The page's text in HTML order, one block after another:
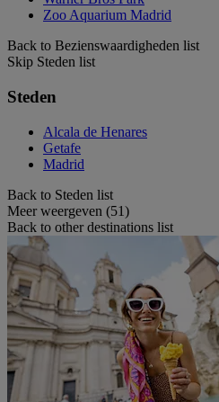
Zoo Aquarium Madrid
Back to Bezienswaardigheden list
Skip Steden list
Steden
Alcala de Henares
Getafe
Madrid
Back to Steden list
Meer weergeven (51)
Back to other destinations list